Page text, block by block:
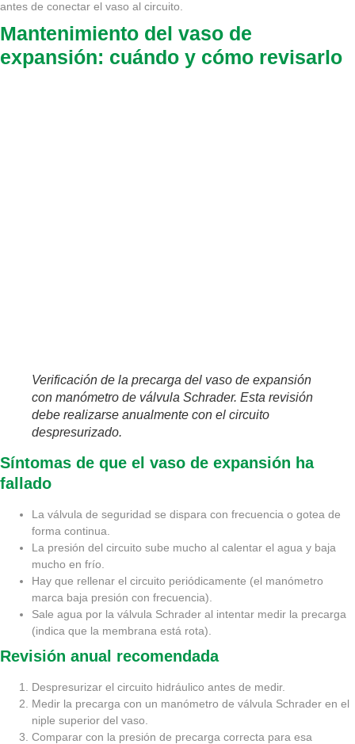
antes de conectar el vaso al circuito.
Mantenimiento del vaso de
expansión: cuándo y cómo revisarlo
Verificación de la precarga del vaso de expansión
con manómetro de válvula Schrader. Esta revisión
debe realizarse anualmente con el circuito
despresurizado.
Síntomas de que el vaso de expansión ha
fallado
La válvula de seguridad se dispara con frecuencia o gotea de
forma continua.
La presión del circuito sube mucho al calentar el agua y baja
mucho en frío.
Hay que rellenar el circuito periódicamente (el manómetro
marca baja presión con frecuencia).
Sale agua por la válvula Schrader al intentar medir la precarga
(indica que la membrana está rota).
Revisión anual recomendada
Despresurizar el circuito hidráulico antes de medir.
Medir la precarga con un manómetro de válvula Schrader en el
niple superior del vaso.
Comparar con la presión de precarga correcta para esa